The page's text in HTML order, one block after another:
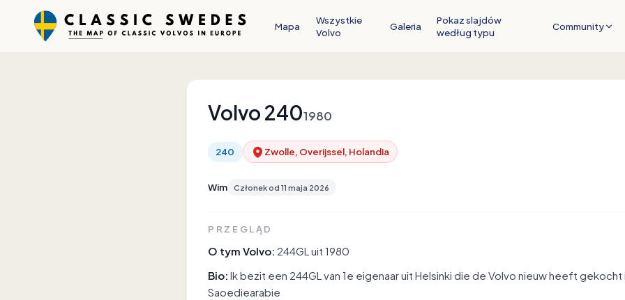
Mapa
Wszystkie
Volvo
Galeria
Pokaz slajdów
według typu
Community
Volvo 2401980
240 Zwolle, Overijssel, Holandia
Wim Członek od 11 maja 2026
PRZEGLĄD
O tym Volvo: 244GL uit 1980
Bio: Ik bezit een 244GL van 1e eigenaar uit Helsinki die de Volvo nieuw heeft gekocht
Saoediearabie